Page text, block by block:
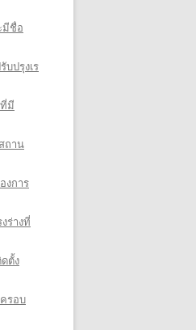
มีชื่อ
บปรุงเร
มี
ถาน
งการ
ร่างที่
ตั้ง
รอบ